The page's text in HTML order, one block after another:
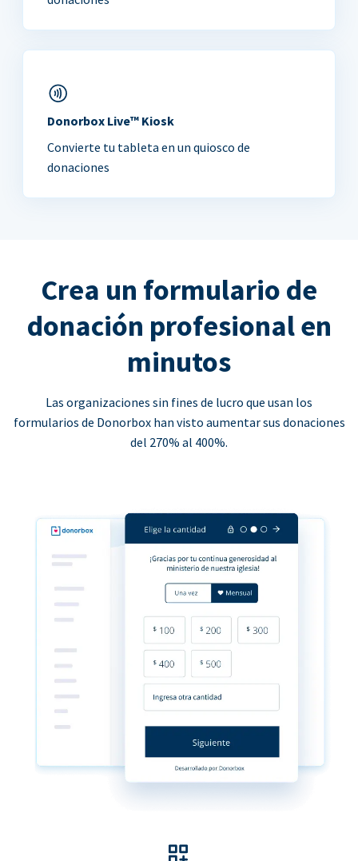
Donorbox Live™ Kiosk
Convierte tu tableta en un quiosco de
donaciones
Crea un formulario de
donación profesional en
minutos
Las organizaciones sin fines de lucro que usan los
formularios de Donorbox han visto aumentar sus donaciones
del 270% al 400%.